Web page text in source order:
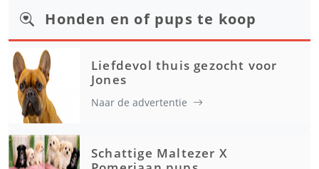
Honden en of pups te koop
Liefdevol thuis gezocht voor
Jones
Naar de advertentie
Schattige Maltezer X